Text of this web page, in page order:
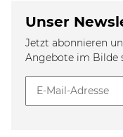
Unser
Jetzt abonnieren
Angebote im Bilde